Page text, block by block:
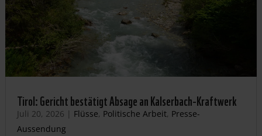
Tirol: Gericht bestätigt Absage an Kalserbach-Kraftwerk
Juli 20, 2026 | Flüsse, Politische Arbeit, Presse-
Aussendung